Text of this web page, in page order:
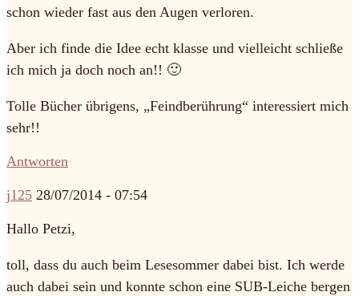
schon wieder fast aus den Augen verloren.
Aber ich finde die Idee echt klasse und vielleicht schließe
ich mich ja doch noch an!! 🙂
Tolle Bücher übrigens, „Feindberührung“ interessiert mich
sehr!!
Antworten
j125 28/07/2014 - 07:54
Hallo Petzi,
toll, dass du auch beim Lesesommer dabei bist. Ich werde
auch dabei sein und konnte schon eine SUB-Leiche bergen